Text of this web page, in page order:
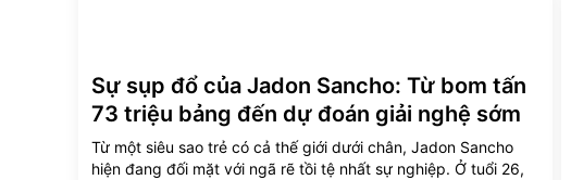
Sự sụp đổ của Jadon Sancho: Từ bom tấn
73 triệu bảng đến dự đoán giải nghệ sớm
Từ một siêu sao trẻ có cả thế giới dưới chân, Jadon Sancho
hiện đang đối mặt với ngã rẽ tồi tệ nhất sự nghiệp. Ở tuổi 26,